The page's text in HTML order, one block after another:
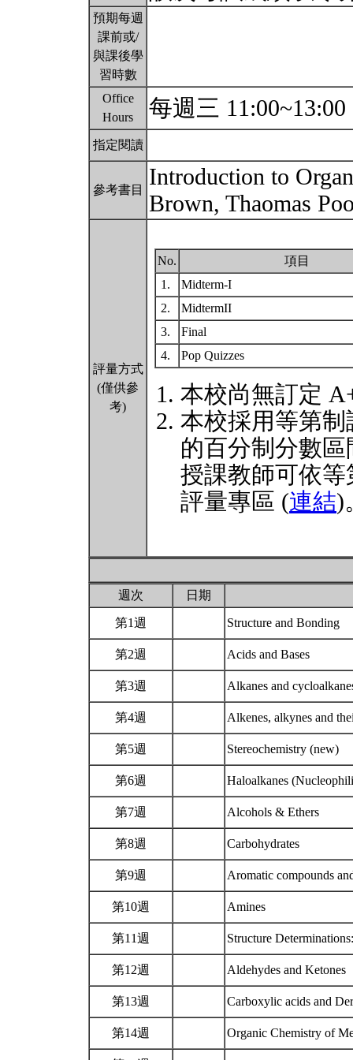
預期每週
課前或/
與課後學
習時數
Office
Hours
每週三 11:00~13:00
指定閱讀
參考書目
Introduction to
Brown, Thaomas
評量方式
(僅供參
考)
No.
項目
1.
Midterm-I
2.
MidtermII
3.
Final
4.
Pop Quizzes
本校尚無訂定
本校採用等第
的百分制分數
授課教師可依
評量專區 (連結)
週次 日期
第1週 Structure and Bonding
第2週 Acids and Bases
第3週 Alkanes and
第4週 Alkenes, alkynes and
第5週 Stereochemistry (new)
第6週 Haloalkanes
第7週 Alcohols & Ethers
第8週 Carbohydrates
第9週 Aromatic compounds
第10週 Amines
第11週 Structure
第12週 Aldehydes and Ketones
第13週 Carboxylic acids and
第14週 Organic Chemistry of